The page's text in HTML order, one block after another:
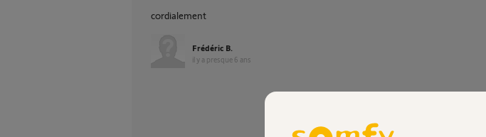
cordialement
Frédéric B.
il y a presque 6 ans
Participer au fil de